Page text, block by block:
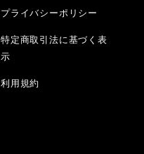
プライバシーポリシー
特定商取引法に基づく表
示
利用規約